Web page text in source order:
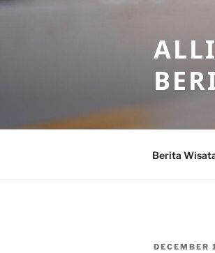
Skip
Berita
POSTED